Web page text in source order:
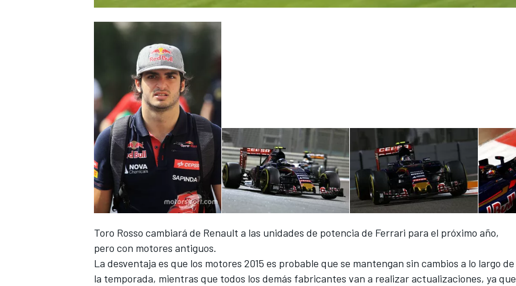
Toro Rosso cambiará de Renault a las unidades de potencia de Ferrari para el próximo año,
pero con motores antiguos.
La desventaja es que los motores 2015 es probable que se mantengan sin cambios a lo largo de
la temporada, mientras que todos los demás fabricantes van a realizar actualizaciones, ya que